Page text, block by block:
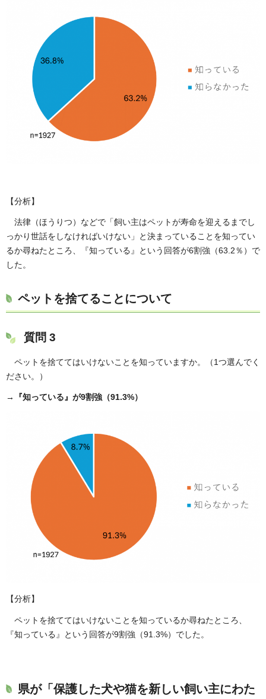
【分析】
法律（ほうりつ）などで「飼い主はペットが寿命を迎えるまでし
っかり世話をしなければいけない」と決まっていることを知ってい
るか尋ねたところ、『知っている』という回答が6割強（63.2％）で
した。
ペットを捨てることについて
質問 3
ペットを捨ててはいけないことを知っていますか。（1つ選んでく
ださい。）
→『知っている』が9割強（91.3%）
【分析】
ペットを捨ててはいけないことを知っているか尋ねたところ、
『知っている』という回答が9割強（91.3%）でした。
県が「保護した犬や猫を新しい飼い主にわた